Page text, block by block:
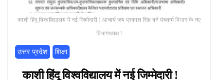
काशी हिंदू विश्वविद्यालय में नई जिम्मेदारी ! आचार्य जय प्रकाश सिंह बने पंचकर्म विभाग के नए
विभागाध्यक्ष !
उत्तर प्रदेश शिक्षा
काशी हिंदू विश्वविद्यालय में नई जिम्मेदारी !